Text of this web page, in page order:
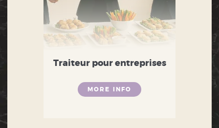
Traiteur pour entreprises
MORE INFO